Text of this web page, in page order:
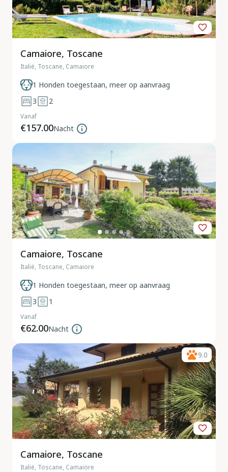
Camaiore, Toscane
Italië, Toscane, Camaiore
1 Honden toegestaan, meer op aanvraag
3
2
Vanaf
€157.00Nacht
Camaiore, Toscane
Italië, Toscane, Camaiore
1 Honden toegestaan, meer op aanvraag
3
1
Vanaf
€62.00Nacht
9.0
Camaiore, Toscane
Italië, Toscane, Camaiore